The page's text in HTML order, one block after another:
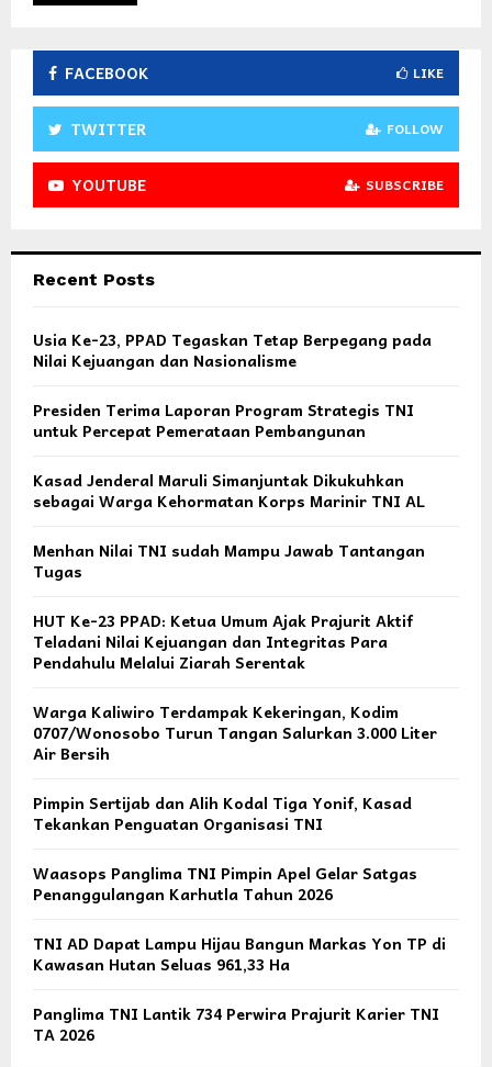
FACEBOOK LIKE
TWITTER FOLLOW
YOUTUBE SUBSCRIBE
Recent Posts
Usia Ke-23, PPAD Tegaskan Tetap Berpegang pada
Nilai Kejuangan dan Nasionalisme
Presiden Terima Laporan Program Strategis TNI
untuk Percepat Pemerataan Pembangunan
Kasad Jenderal Maruli Simanjuntak Dikukuhkan
sebagai Warga Kehormatan Korps Marinir TNI AL
Menhan Nilai TNI sudah Mampu Jawab Tantangan
Tugas
HUT Ke-23 PPAD: Ketua Umum Ajak Prajurit Aktif
Teladani Nilai Kejuangan dan Integritas Para
Pendahulu Melalui Ziarah Serentak
Warga Kaliwiro Terdampak Kekeringan, Kodim
0707/Wonosobo Turun Tangan Salurkan 3.000 Liter
Air Bersih
Pimpin Sertijab dan Alih Kodal Tiga Yonif, Kasad
Tekankan Penguatan Organisasi TNI
Waasops Panglima TNI Pimpin Apel Gelar Satgas
Penanggulangan Karhutla Tahun 2026
TNI AD Dapat Lampu Hijau Bangun Markas Yon TP di
Kawasan Hutan Seluas 961,33 Ha
Panglima TNI Lantik 734 Perwira Prajurit Karier TNI
TA 2026